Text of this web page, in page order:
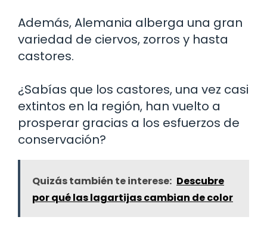
Además, Alemania alberga una gran
variedad de ciervos, zorros y hasta
castores.
¿Sabías que los castores, una vez casi
extintos en la región, han vuelto a
prosperar gracias a los esfuerzos de
conservación?
Quizás también te interese: Descubre
por qué las lagartijas cambian de color